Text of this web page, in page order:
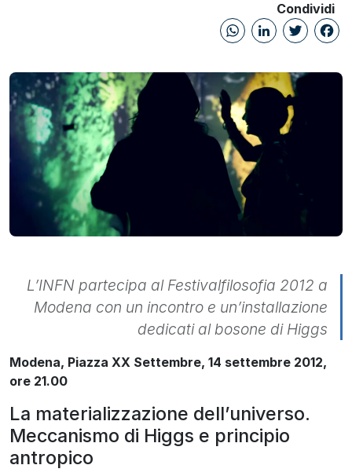
Condividi
L’INFN partecipa al Festivalfilosofia 2012 a
Modena con un incontro e un’installazione
dedicati al bosone di Higgs
Modena, Piazza XX Settembre, 14 settembre 2012,
ore 21.00
La materializzazione dell’universo.
Meccanismo di Higgs e principio
antropico